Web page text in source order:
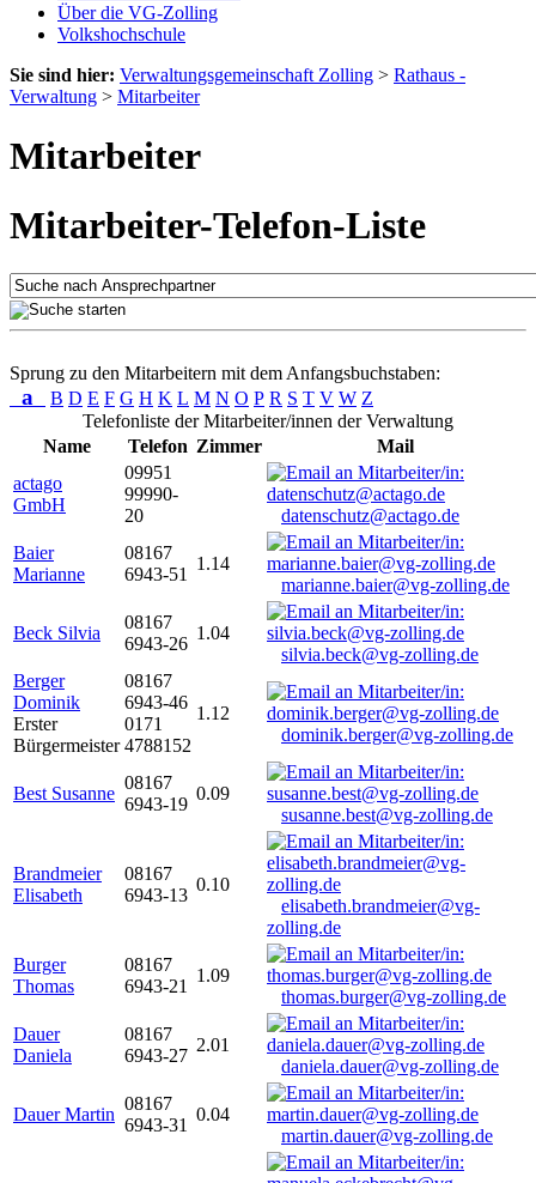
Über die VG-Zolling
Volkshochschule
Sie sind hier: Verwaltungsgemeinschaft Zolling > Rathaus -
Verwaltung > Mitarbeiter
Mitarbeiter
Mitarbeiter-Telefon-Liste
Sprung zu den Mitarbeitern mit dem Anfangsbuchstaben:
a B D E F G H K L M N O P R S T V W Z
Telefonliste der Mitarbeiter/innen der Verwaltung
Name
Telefon Zimmer
Mail
actago
GmbH
09951
99990-
20
datenschutz@actago.de
Baier
Marianne
08167
6943-51
1.14
marianne.baier@vg-zolling.de
Beck Silvia
08167
6943-26
1.04
silvia.beck@vg-zolling.de
Berger
Dominik
Erster
Bürgermeister
08167
6943-46
0171
4788152
1.12
dominik.berger@vg-zolling.de
Best Susanne
08167
6943-19
0.09
susanne.best@vg-zolling.de
Brandmeier
Elisabeth
08167
6943-13
0.10
elisabeth.brandmeier@vg-
zolling.de
Burger
Thomas
08167
6943-21
1.09
thomas.burger@vg-zolling.de
Dauer
Daniela
08167
6943-27
2.01
daniela.dauer@vg-zolling.de
Dauer Martin
08167
6943-31
0.04
martin.dauer@vg-zolling.de